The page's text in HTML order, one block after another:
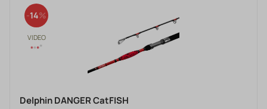
Kombináciou dvoch druhov karbónu sa nám podarilo
dosiahnu
14
Delphin DANGER CatFISH